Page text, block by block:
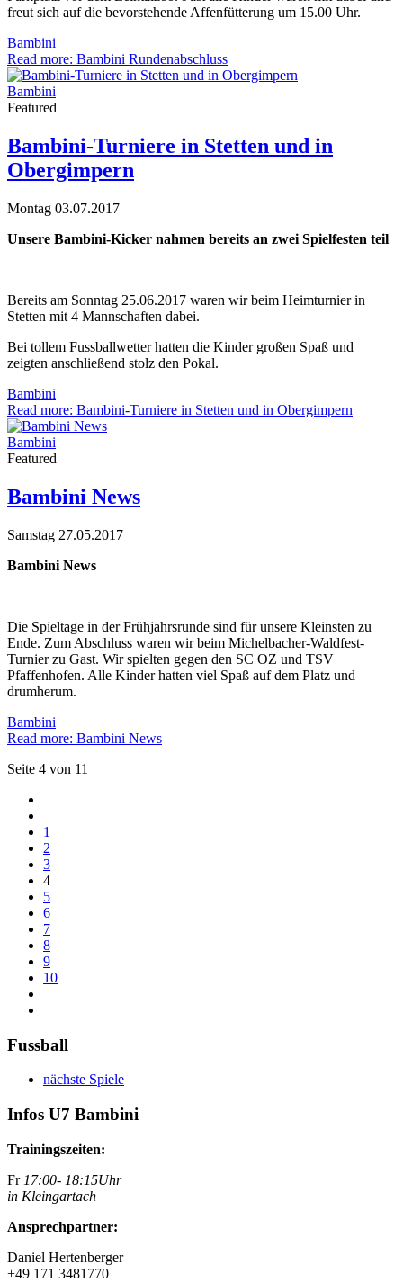
freut sich auf die bevorstehende Affenfütterung um 15.00 Uhr.
Bambini
Read more: Bambini Rundenabschluss
Bambini
Featured
Bambini-Turniere in Stetten und in
Obergimpern
Montag 03.07.2017
Unsere Bambini-Kicker nahmen bereits an zwei Spielfesten teil
Bereits am Sonntag 25.06.2017 waren wir beim Heimturnier in
Stetten mit 4 Mannschaften dabei.
Bei tollem Fussballwetter hatten die Kinder großen Spaß und
zeigten anschließend stolz den Pokal.
Bambini
Read more: Bambini-Turniere in Stetten und in Obergimpern
Bambini
Featured
Bambini News
Samstag 27.05.2017
Bambini News
Die Spieltage in der Frühjahrsrunde sind für unsere Kleinsten zu
Ende. Zum Abschluss waren wir beim Michelbacher-Waldfest-
Turnier zu Gast. Wir spielten gegen den SC OZ und TSV
Pfaffenhofen. Alle Kinder hatten viel Spaß auf dem Platz und
drumherum.
Bambini
Read more: Bambini News
Seite 4 von 11
1
2
3
4
5
6
7
8
9
10
Fussball
nächste Spiele
Infos U7 Bambini
Trainingszeiten:
Fr17:00- 18:15Uhr
in Kleingartach
Ansprechpartner:
Daniel Hertenberger
+49 171 3481770